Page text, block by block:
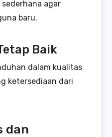
agar
baru.
Baik
dalam kualitas
ketersediaan dari
dan